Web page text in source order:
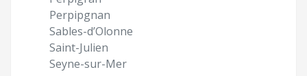
Perpipgnan
Sables-d’Olonne
Saint-Julien
Seyne-sur-Mer